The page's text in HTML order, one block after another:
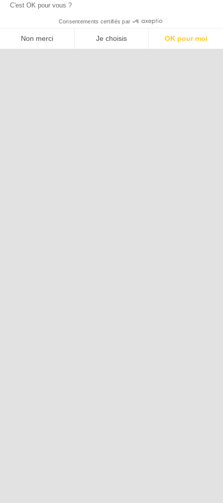
C'est OK pour vous ?
Consentements certifiés par
Non merci Je choisis
OK pour moi